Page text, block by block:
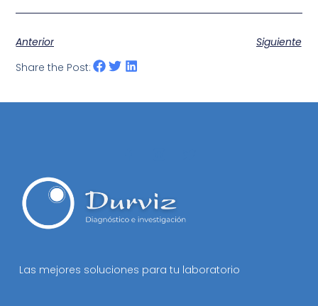
Anterior
Siguiente
Share the Post:
Las mejores soluciones para tu laboratorio